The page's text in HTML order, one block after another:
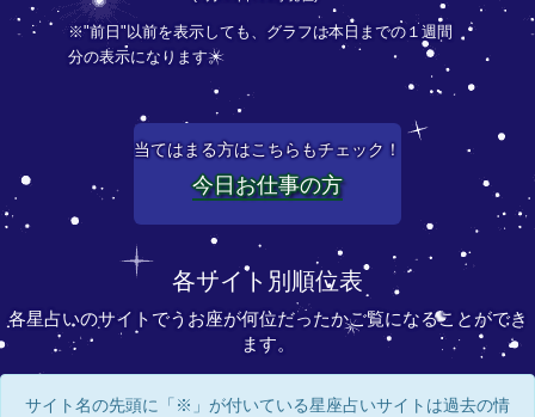
※"前日"以前を表示しても、グラフは本日までの１週間
分の表示になります。
当てはまる方はこちらもチェック！
今日お仕事の方
各サイト別順位表
各星占いのサイトでうお座が何位だったかご覧になることができ
ます。
サイト名の先頭に「※」が付いている星座占いサイトは過去の情